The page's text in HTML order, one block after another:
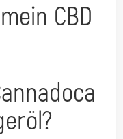
CBD